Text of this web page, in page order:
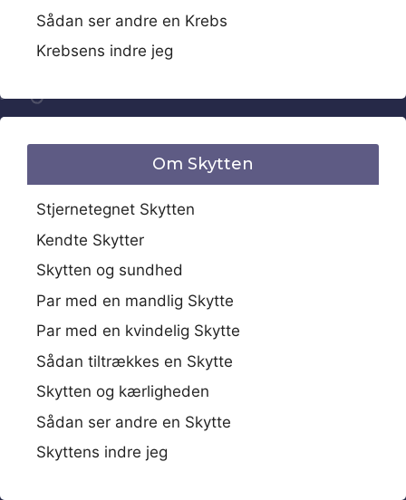
Sådan ser andre en Krebs
Krebsens indre jeg
Om Skytten
Stjernetegnet Skytten
Kendte Skytter
Skytten og sundhed
Par med en mandlig Skytte
Par med en kvindelig Skytte
Sådan tiltrækkes en Skytte
Skytten og kærligheden
Sådan ser andre en Skytte
Skyttens indre jeg